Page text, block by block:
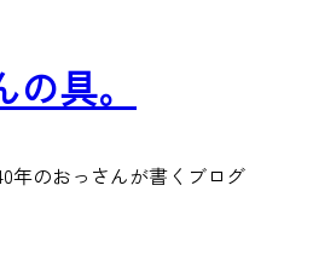
具。
年のおっさんが書くブログ